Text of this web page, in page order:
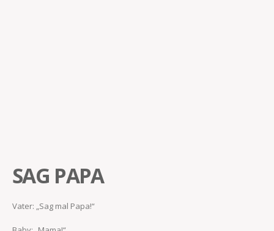
SAG PAPA
Vater: „Sag mal Papa!“